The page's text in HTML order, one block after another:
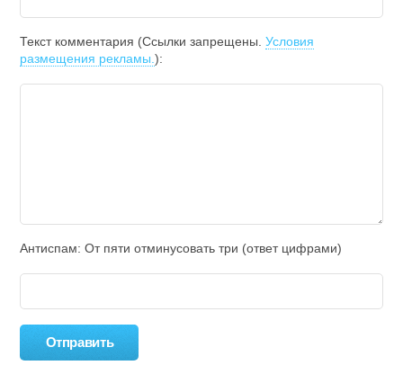
Текст комментария (Ссылки запрещены.Условия
размещения рекламы.):
Антиспам: От пяти отминycовать тpи (ответ цифрами)